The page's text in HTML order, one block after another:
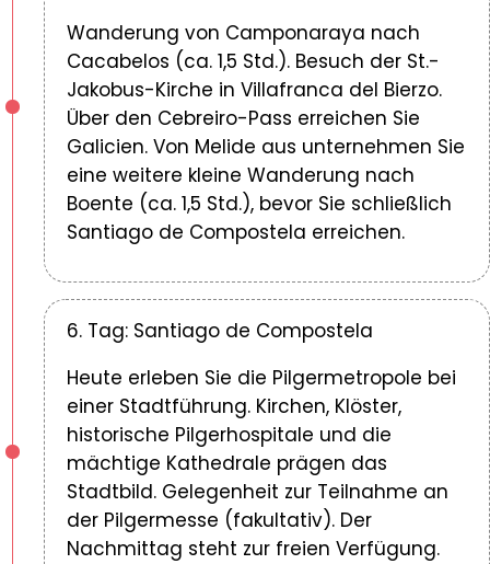
Wanderung von Camponaraya nach
Cacabelos (ca. 1,5 Std.). Besuch der St.-
Jakobus-Kirche in Villafranca del Bierzo.
Über den Cebreiro-Pass erreichen Sie
Galicien. Von Melide aus unternehmen Sie
eine weitere kleine Wanderung nach
Boente (ca. 1,5 Std.), bevor Sie schließlich
Santiago de Compostela erreichen.
6. Tag: Santiago de Compostela
Heute erleben Sie die Pilgermetropole bei
einer Stadtführung. Kirchen, Klöster,
historische Pilgerhospitale und die
mächtige Kathedrale prägen das
Stadtbild. Gelegenheit zur Teilnahme an
der Pilgermesse (fakultativ). Der
Nachmittag steht zur freien Verfügung.